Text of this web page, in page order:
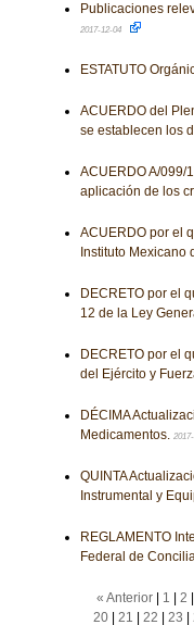
Publicaciones
2017-12-04
ESTATUTO
ACUERDO del
se establecen los
ACUERDO A/099/
aplicación de los
ACUERDO por el
Instituto Mexicano
DECRETO por el
12 de la Ley
DECRETO por el
del Ejército y
DÉCIMA
Medicamentos.
QUINTA
Instrumental y
REGLAMENTO
Federal de
« Anterior| 1 2
20| 21 22 23